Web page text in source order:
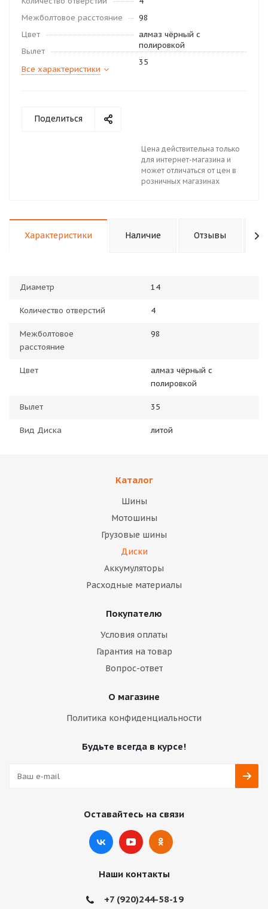
Межболтовое расстояние
98
Цвет
алмаз чёрный с
полировкой
Вылет
35
Все характеристики
Поделиться
Цена действительна только
для интернет-магазина и
может отличаться от цен в
розничных магазинах
Характеристики Наличие Отзывы
Диаметр 14
Количество отверстий 4
Межболтовое
расстояние
98
Цвет
алмаз чёрный с
полировкой
Вылет 35
Вид Диска литой
Каталог
Шины
Мотошины
Грузовые шины
Диски
Аккумуляторы
Расходные материалы
Покупателю
Условия оплаты
Гарантия на товар
Вопрос-ответ
О магазине
Политика конфиденциальности
Будьте всегда в курсе!
Оставайтесь на связи
Наши контакты
+7 (920)244-58-19